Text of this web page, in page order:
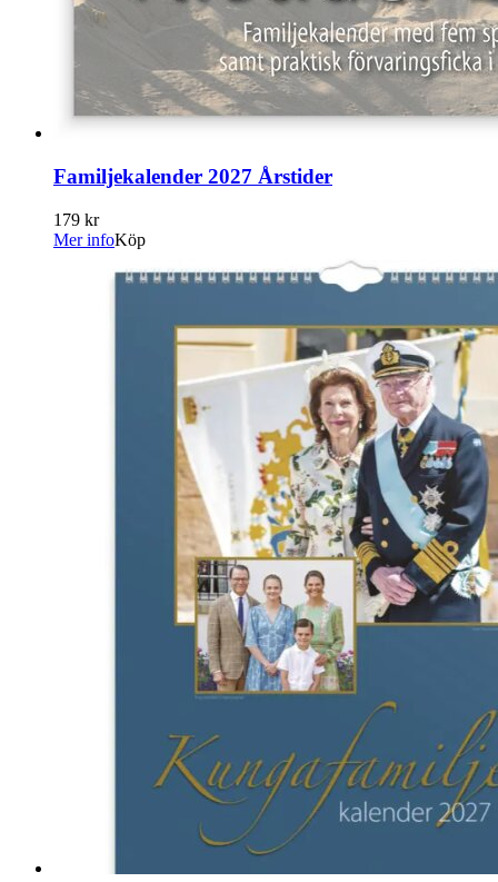
Familjekalender 2027 Årstider
179 kr
Mer infoKöp